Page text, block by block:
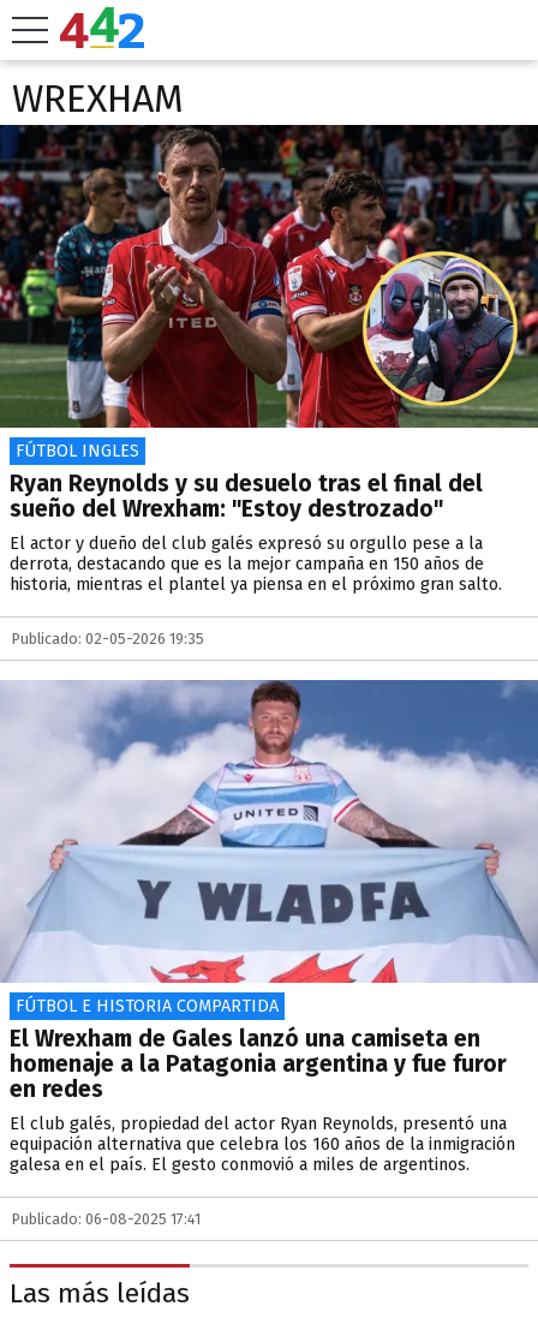
WREXHAM
FÚTBOL INGLES
Ryan Reynolds y su desuelo tras el final del
sueño del Wrexham: "Estoy destrozado"
El actor y dueño del club galés expresó su orgullo pese a la
derrota, destacando que es la mejor campaña en 150 años de
historia, mientras el plantel ya piensa en el próximo gran salto.
Publicado: 02-05-2026 19:35
FÚTBOL E HISTORIA COMPARTIDA
El Wrexham de Gales lanzó una camiseta en
homenaje a la Patagonia argentina y fue furor
en redes
El club galés, propiedad del actor Ryan Reynolds, presentó una
equipación alternativa que celebra los 160 años de la inmigración
galesa en el país. El gesto conmovió a miles de argentinos.
Publicado: 06-08-2025 17:41
Las más leídas